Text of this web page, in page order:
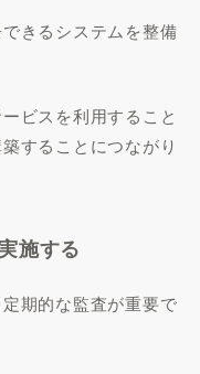
きるシステムを整備
ビスを利用すること
することにつながり
施する
期的な監査が重要で